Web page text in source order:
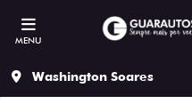
MENU
Washington Soares